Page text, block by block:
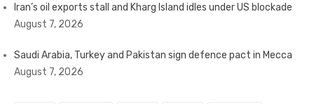
Iran’s oil exports stall and Kharg Island idles under US blockade
August 7, 2026
Saudi Arabia, Turkey and Pakistan sign defence pact in Mecca
August 7, 2026